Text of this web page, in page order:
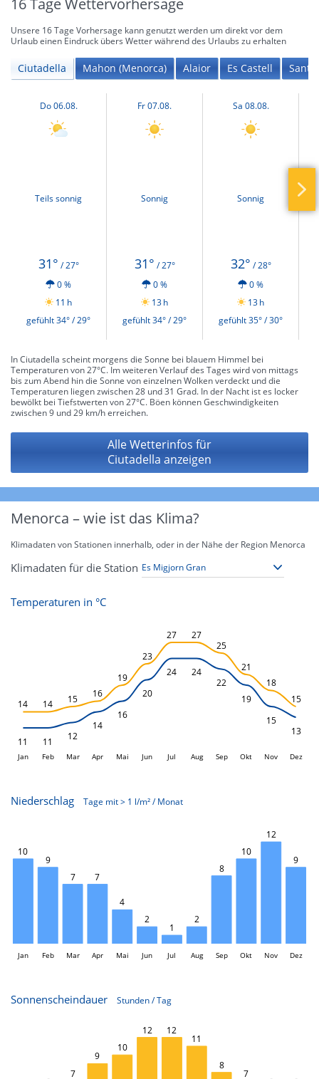
Unsere 16 Tage Vorhersage kann genutzt werden um direkt vor dem
Urlaub einen Eindruck übers Wetter während des Urlaubs zu erhalten
Ciutadella Mahon (Menorca) Alaior Es Castell Sant
Do 06.08.
Teils sonnig
31° / 27°
0 %
11 h
gefühlt 34° / 29°
Fr 07.08.
Sonnig
31° / 27°
0 %
13 h
gefühlt 34° / 29°
Sa 08.08.
Sonnig
32° / 28°
0 %
13 h
gefühlt 35° / 30°
In Ciutadella scheint morgens die Sonne bei blauem Himmel bei
Temperaturen von 27°C. Im weiteren Verlauf des Tages wird von mittags
bis zum Abend hin die Sonne von einzelnen Wolken verdeckt und die
Temperaturen liegen zwischen 28 und 31 Grad. In der Nacht ist es locker
bewölkt bei Tiefstwerten von 27°C. Böen können Geschwindigkeiten
zwischen 9 und 29 km/h erreichen.
Alle Wetterinfos für
Ciutadella anzeigen
Menorca – wie ist das Klima?
Klimadaten von Stationen innerhalb, oder in der Nähe der Region Menorca
Klimadaten für die Station
Temperaturen in °C
14 14 15 16
19
23
27
27
25
21
18
15
11 11 12
14
16
20
24
24
22
19
15
13
Jan Feb Mar Apr Mai Jun Jul Aug Sep Okt Nov Dez
Niederschlag Tage mit > 1 l/m² / Monat
10
9
7
7
4
2
1
2
8
10
12
9
Jan Feb Mar Apr Mai Jun Jul Aug Sep Okt Nov Dez
Sonnenscheindauer Stunden / Tag
7
9
10
12 12
11
8
7